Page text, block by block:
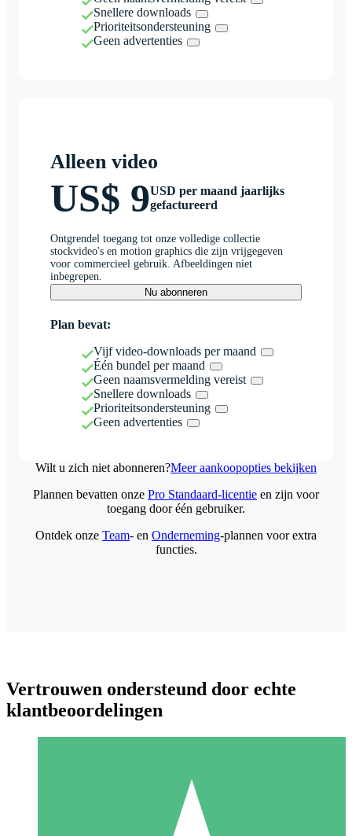
Snellere downloads
Prioriteitsondersteuning
Geen advertenties
Alleen video
US$ 9USD per maand jaarlijks
gefactureerd
Ontgrendel toegang tot onze volledige collectie
stockvideo's en motion graphics die zijn vrijgegeven
voor commercieel gebruik. Afbeeldingen niet
inbegrepen.
Nu abonneren
Plan bevat:
Vijf video-downloads per maand
Één bundel per maand
Geen naamsvermelding vereist
Snellere downloads
Prioriteitsondersteuning
Geen advertenties
Wilt u zich niet abonneren?Meer aankoopopties bekijken
Individuele Creditpakketten
Plannen bevatten onze Pro Standaard-licentie en zijn voor
toegang door één gebruiker.
Ontdek onze Team- en Onderneming-plannen voor extra
functies.
Vertrouwen ondersteund door echte
klantbeoordelingen